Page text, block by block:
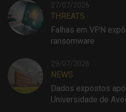
27/07/2026
THREATS
Falhas em VPN
ransomware
29/07/2026
NEWS
Dados expostos
Universidade de